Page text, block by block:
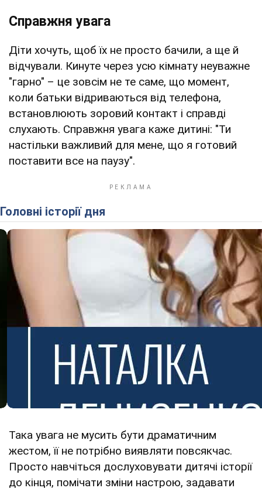
Справжня увага
Діти хочуть, щоб їх не просто бачили, а ще й
відчували. Кинуте через усю кімнату неуважне
"гарно" – це зовсім не те саме, що момент,
коли батьки відриваються від телефона,
встановлюють зоровий контакт і справді
слухають. Справжня увага каже дитині: "Ти
настільки важливий для мене, що я готовий
поставити все на паузу".
Головні історії дня
Така увага не мусить бути драматичним
жестом, її не потрібно виявляти повсякчас.
Просто навчіться дослуховувати дитячі історії
до кінця, помічати зміни настрою, задавати